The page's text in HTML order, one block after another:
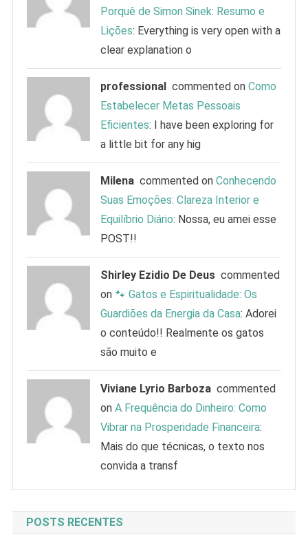
Porquê de Simon Sinek: Resumo e
Lições: Everything is very open with a
clear explanation o
professional commented onComo
Estabelecer Metas Pessoais
Eficientes: I have been exploring for
a little bit for any hig
Milena commented onConhecendo
Suas Emoções: Clareza Interior e
Equilíbrio Diário: Nossa, eu amei esse
POST!!
Shirley Ezidio De Deus commented
on🐾 Gatos e Espiritualidade: Os
Guardiões da Energia da Casa: Adorei
o conteúdo!! Realmente os gatos
são muito e
Viviane Lyrio Barboza commented
onA Frequência do Dinheiro: Como
Vibrar na Prosperidade Financeira:
Mais do que técnicas, o texto nos
convida a transf
POSTS RECENTES